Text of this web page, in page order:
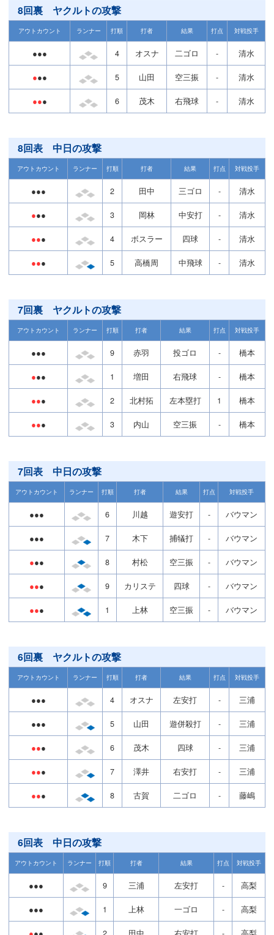
8回裏 ヤクルトの攻撃
アウトカウント ランナー 打順 打者 結果 打点 対戦投手
●●● 4 オスナ 二ゴロ - 清水
●●● 5 山田 空三振 - 清水
●●● 6 茂木 右飛球 - 清水
8回表 中日の攻撃
アウトカウント ランナー 打順 打者 結果 打点 対戦投手
●●● 2 田中 三ゴロ - 清水
●●● 3 岡林 中安打 - 清水
●●● 4 ボスラー 四球 - 清水
●●● 5 高橋周 中飛球 - 清水
7回裏 ヤクルトの攻撃
アウトカウント ランナー 打順 打者 結果 打点 対戦投手
●●● 9 赤羽 投ゴロ - 橋本
●●● 1 増田 右飛球 - 橋本
●●● 2 北村拓 左本塁打 1 橋本
●●● 3 内山 空三振 - 橋本
7回表 中日の攻撃
アウトカウント ランナー 打順 打者 結果 打点 対戦投手
●●● 6 川越 遊安打 - バウマン
●●● 7 木下 捕犠打 - バウマン
●●● 8 村松 空三振 - バウマン
●●● 9 カリステ 四球 - バウマン
●●● 1 上林 空三振 - バウマン
6回裏 ヤクルトの攻撃
アウトカウント ランナー 打順 打者 結果 打点 対戦投手
●●● 4 オスナ 左安打 - 三浦
●●● 5 山田 遊併殺打 - 三浦
●●● 6 茂木 四球 - 三浦
●●● 7 澤井 右安打 - 三浦
●●● 8 古賀 二ゴロ - 藤嶋
6回表 中日の攻撃
アウトカウント ランナー 打順 打者 結果 打点 対戦投手
●●● 9 三浦 左安打 - 高梨
●●● 1 上林 一ゴロ - 高梨